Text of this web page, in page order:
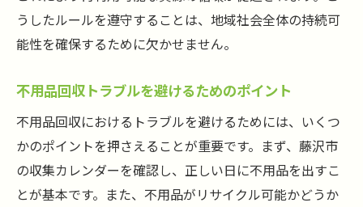
うしたルールを遵守することは、地域社会全体の持続可
能性を確保するために欠かせません。
不用品回収トラブルを避けるためのポイント
不用品回収におけるトラブルを避けるためには、いくつ
かのポイントを押さえることが重要です。まず、藤沢市
の収集カレンダーを確認し、正しい日に不用品を出すこ
とが基本です。また、不用品がリサイクル可能かどうか